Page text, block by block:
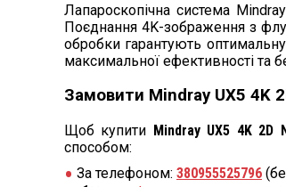
Лапароскопічна система
Поєднання 4K-зображення з
обробки гарантують
максимальної ефективності та
Замовити Mindray UX5 4K
Щоб купити Mindray UX5 4K 2D
способом:
За телефоном: 380955525796